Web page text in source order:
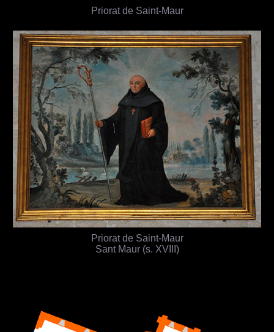
Priorat de Saint-Maur
Priorat de Saint-Maur
Sant Maur (s. XVIII)